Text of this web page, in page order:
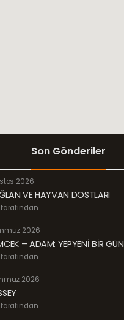
Son Gönderiler
2026
VE HAYVAN DOSTLARI
tarafından
2026
– ADAM: YEPYENİ BİR GÜN
tarafından
2026
tarafından